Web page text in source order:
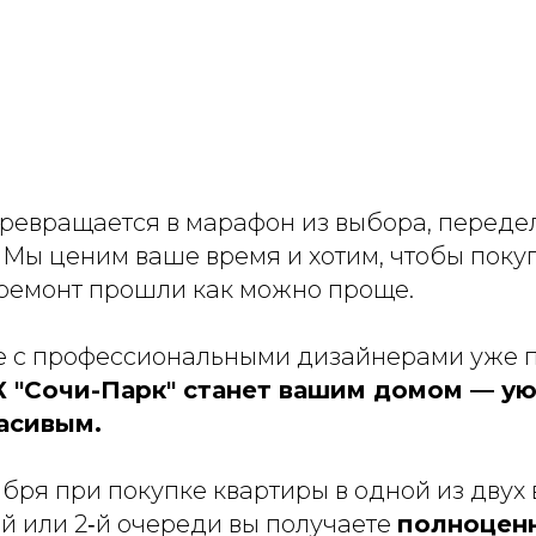
в марафон из выбора,
ценим ваше время и хотим, чтобы
прошли как можно проще.
с профессиональными дизайнерами уже
"Сочи-Парк" станет вашим домом —
при покупке квартиры в одной из
или 2‑й очереди вы получаете